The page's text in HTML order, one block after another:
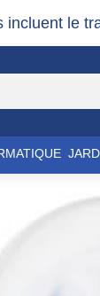
incluent le